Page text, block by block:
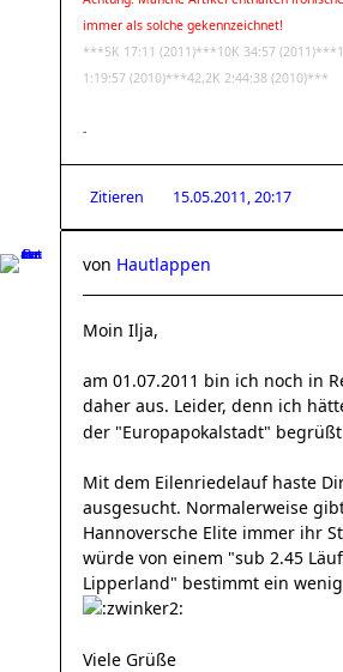
immer als solche gekennzeichnet!
***5K 17:11 (2011)***10K 34:57
1:19:57 (2010)***42,2K 2:44:38 (2010)***
-
Zitieren 15.05.2011, 20:17
von Hautlappen
Moin Ilja,
am 01.07.2011 bin ich noch in
daher aus. Leider, denn ich
der "Europapokalstadt" begrüßt
Mit dem Eilenriedelauf haste
ausgesucht. Normalerweise
Hannoversche Elite immer ihr
würde von einem "sub 2.45
Lipperland" bestimmt ein
Viele Grüße